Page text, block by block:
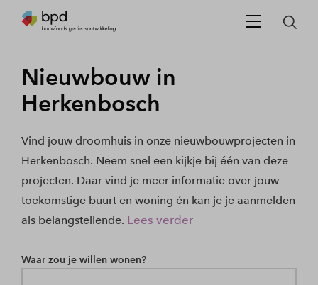
Nieuwbouw in
Herkenbosch
Vind jouw droomhuis in onze nieuwbouwprojecten in
Herkenbosch. Neem snel een kijkje bij één van deze
projecten. Daar vind je meer informatie over jouw
toekomstige buurt en woning én kan je je aanmelden
als belangstellende. Lees verder
Waar zou je willen wonen?